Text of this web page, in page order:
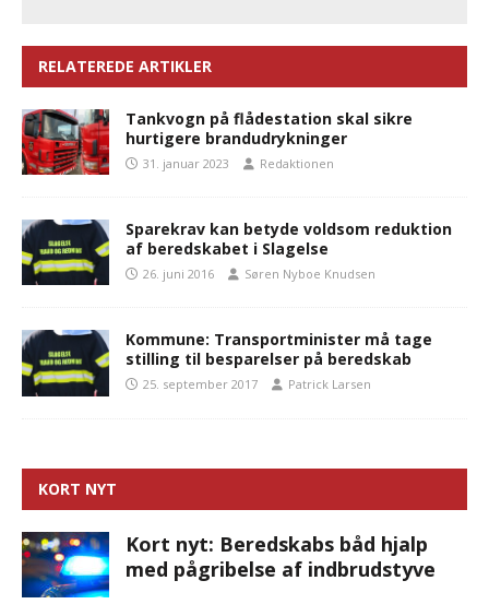
RELATEREDE ARTIKLER
Tankvogn på flådestation skal sikre
hurtigere brandudrykninger
31. januar 2023 Redaktionen
Sparekrav kan betyde voldsom reduktion
af beredskabet i Slagelse
26. juni 2016 Søren Nyboe Knudsen
Kommune: Transportminister må tage
stilling til besparelser på beredskab
25. september 2017 Patrick Larsen
KORT NYT
Kort nyt: Beredskabs båd hjalp
med pågribelse af indbrudstyve